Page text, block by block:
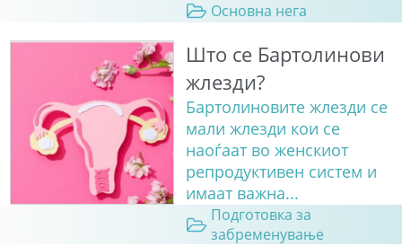
Основна нега
Што се Бартолинови
жлезди?
Бартолиновите жлезди се
мали жлезди кои се
наоѓаат во женскиот
репродуктивен систем и
имаат важна...
Подготовка за
забременување